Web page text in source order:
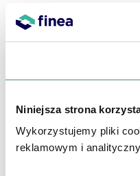
Niniejsza strona
Wykorzystujemy pliki
reklamowym i